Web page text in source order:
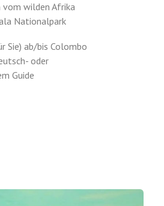
vom wilden Afrika
Nationalpark
Sie) ab/bis Colombo
oder
Guide